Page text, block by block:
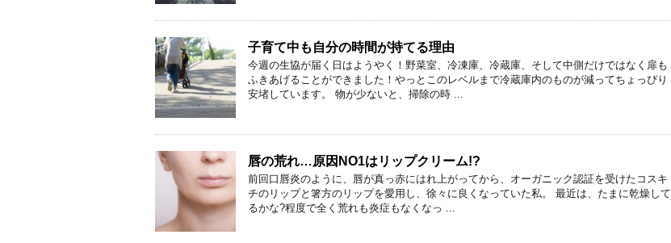
子育て中も自分の時間が持てる理由
今週の生協が届く日はようやく！野菜室、冷凍庫、冷蔵庫、そして中側だけではなく扉も
ふきあげることができました！やっとこのレベルまで冷蔵庫内のものが減ってちょっぴり
安堵しています。 物が少ないと、掃除の時 ...
唇の荒れ…原因NO1はリップクリーム!?
前回口唇炎のように、唇が真っ赤にはれ上がってから、オーガニック認証を受けたコスキ
チのリップと箸方のリップを愛用し、徐々に良くなっていた私。 最近は、たまに乾燥して
るかな?程度で全く荒れも炎症もなくなっ ...